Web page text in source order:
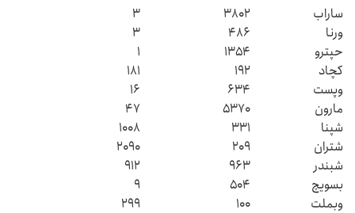
ساراب
۳۸۰۲
۳
ورنا
۴۸۶
۳
حپترو
۱۳۵۴
۱
کچاد
۱۹۲
۱۸۱
وپست
۶۳۴
۱۶
مارون
۵۳۷۰
۴۷
شپنا
۳۳۱
۱۰۰۸
شتران
۲۰۹
۲۰۹۰
شبندر
۹۶۳
۹۱۲
بسویچ
۵۰۴
۹
وبملت
۱۰۰
۲۹۹